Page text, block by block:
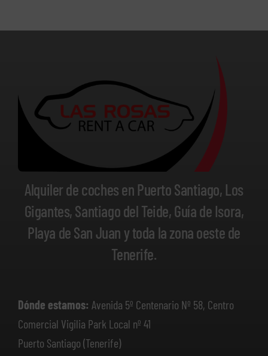
Alquiler de coches en Puerto Santiago, Los
Gigantes, Santiago del Teide, Guía de Isora,
Playa de San Juan y toda la zona oeste de
Tenerife.
Dónde estamos: Avenida 5º Centenario Nº 58, Centro
Comercial Vigilia Park Local nº 41
Puerto Santiago (Tenerife)